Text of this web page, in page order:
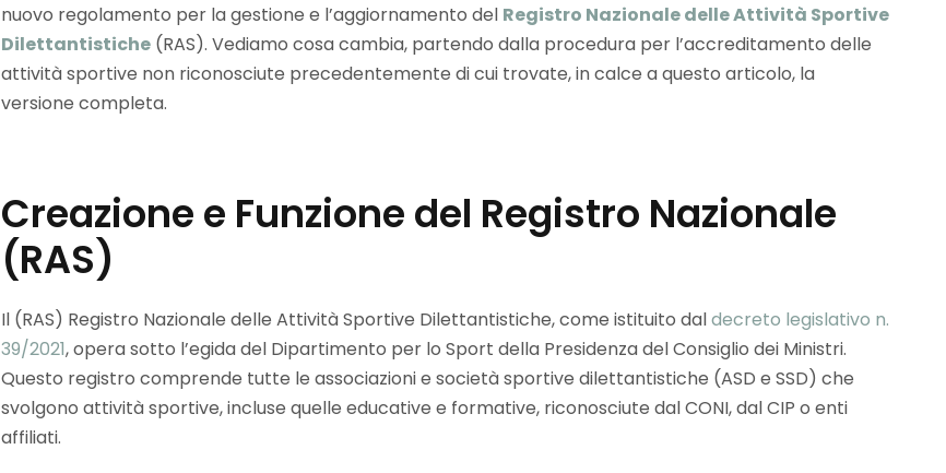
nuovo regolamento per la gestione e l’aggiornamento del Registro Nazionale delle Attività Sportive
Dilettantistiche(RAS). Vediamo cosa cambia, partendo dalla procedura per l’accreditamento delle
attività sportive non riconosciute precedentemente di cui trovate, in calce a questo articolo, la
versione completa.
Creazione e Funzione del Registro Nazionale
(RAS)
Il (RAS) Registro Nazionale delle Attività Sportive Dilettantistiche, come istituito daldecreto legislativo n.
39/2021, opera sotto l’egida del Dipartimento per lo Sport della Presidenza del Consiglio dei Ministri.
Questo registro comprende tutte le associazioni e società sportive dilettantistiche (ASD e SSD) che
svolgono attività sportive, incluse quelle educative e formative, riconosciute dal CONI, dal CIP o enti
affiliati.